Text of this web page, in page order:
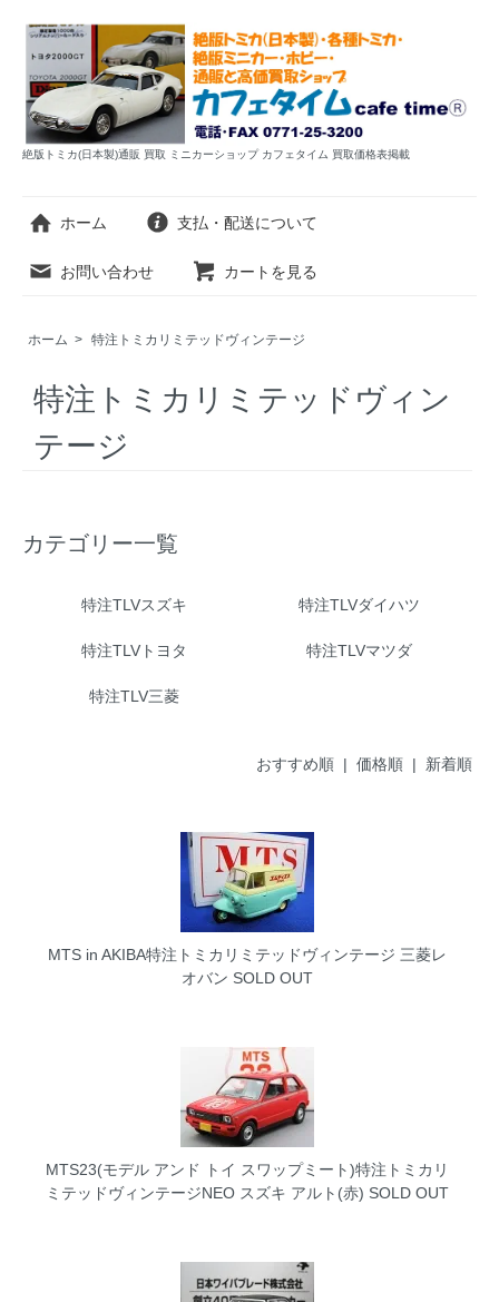
絶版トミカ(日本製)通販 買取 ミニカーショップ カフェタイム 買取価格表掲載
ホーム 支払・配送について
お問い合わせ カートを見る
ホーム > 特注トミカリミテッドヴィンテージ
特注トミカリミテッドヴィン
テージ
カテゴリー一覧
特注TLVスズキ 特注TLVダイハツ
特注TLVトヨタ 特注TLVマツダ
特注TLV三菱
おすすめ順| 価格順| 新着順
MTS in AKIBA特注トミカリミテッドヴィンテージ 三菱レ
オバン SOLD OUT
MTS23(モデル アンド トイ スワップミート)特注トミカリ
ミテッドヴィンテージNEO スズキ アルト(赤) SOLD OUT